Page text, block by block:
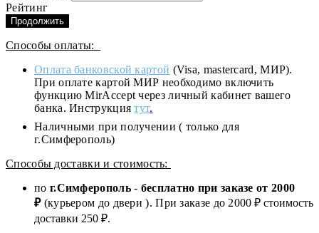
Рейтинг
Продолжить
Способы оплаты:
Оплата банковской картой (Visa, mastercard, МИР).
При оплате картой МИР необходимо включить
функцию MirAccept через личный кабинет вашего
банка. Инструкциятут.
Наличными при получении ( только для
г.Симферополь)
Способы доставки и стоимость:
по г.Симферополь- бесплатно при заказе от 2000
₽(курьером до двери ). При заказе до 2000 ₽ стоимость
доставки 250 ₽.